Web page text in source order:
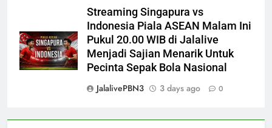
Streaming Singapura vs
Indonesia Piala ASEAN Malam Ini
Pukul 20.00 WIB di Jalalive
Menjadi Sajian Menarik Untuk
Pecinta Sepak Bola Nasional
JalalivePBN3
3 days ago 0